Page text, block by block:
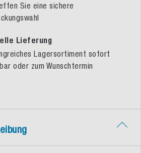
Sie eine sichere
Lieferung
Lagersortiment sofort
oder zum Wunschtermin